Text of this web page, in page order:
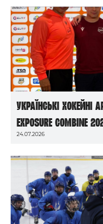
Українські хокейні
Exposure Combine
24.07.2026